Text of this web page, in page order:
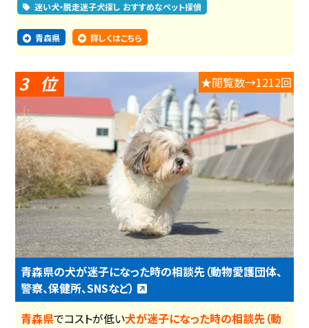
迷い犬・脱走迷子犬探し おすすめなペット探偵
青森県 詳しくはこちら
3 ★閲覧数→1212回
青森県の犬が迷子になった時の相談先（動物愛護団体、
警察、保健所、SNSなど）
青森県でコストが低い犬が迷子になった時の相談先（動